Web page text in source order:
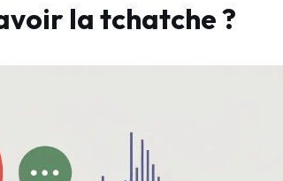
la tchatche ?